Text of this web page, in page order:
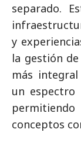
separado.
y
la gestión
más
un espectro
conceptos